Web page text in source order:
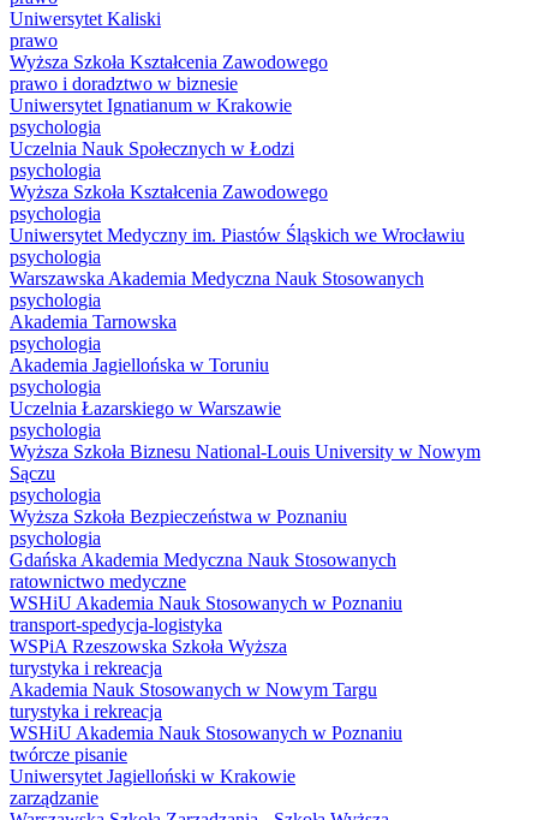
Uniwersytet Kaliski
prawo
Wyższa Szkoła Kształcenia Zawodowego
prawo i doradztwo w biznesie
Uniwersytet Ignatianum w Krakowie
psychologia
Uczelnia Nauk Społecznych w Łodzi
psychologia
Wyższa Szkoła Kształcenia Zawodowego
psychologia
Uniwersytet Medyczny im. Piastów Śląskich we Wrocławiu
psychologia
Warszawska Akademia Medyczna Nauk Stosowanych
psychologia
Akademia Tarnowska
psychologia
Akademia Jagiellońska w Toruniu
psychologia
Uczelnia Łazarskiego w Warszawie
psychologia
Wyższa Szkoła Biznesu National-Louis University w Nowym
Sączu
psychologia
Wyższa Szkoła Bezpieczeństwa w Poznaniu
psychologia
Gdańska Akademia Medyczna Nauk Stosowanych
ratownictwo medyczne
WSHiU Akademia Nauk Stosowanych w Poznaniu
transport-spedycja-logistyka
WSPiA Rzeszowska Szkoła Wyższa
turystyka i rekreacja
Akademia Nauk Stosowanych w Nowym Targu
turystyka i rekreacja
WSHiU Akademia Nauk Stosowanych w Poznaniu
twórcze pisanie
Uniwersytet Jagielloński w Krakowie
zarządzanie